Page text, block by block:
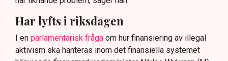
Har lyfts i riksdagen
I en parlamentarisk fråga om hur finansiering av illegal
aktivism ska hanteras inom det finansiella systemet